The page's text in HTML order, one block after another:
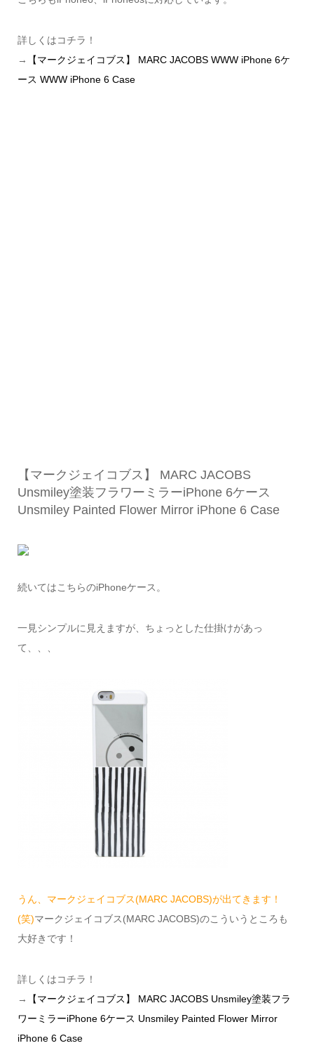
詳しくはコチラ！
→
【マークジェイコブス】 MARC JACOBS WWW iPhone 6ケ
ース WWW iPhone 6 Case
【マークジェイコブス】 MARC JACOBS
Unsmiley塗装フラワーミラーiPhone 6ケース
Unsmiley Painted Flower Mirror iPhone 6 Case
続いてはこちらのiPhoneケース。
一見シンプルに見えますが、ちょっとした仕掛けがあっ
て、、、
うん、マークジェイコブス(MARC JACOBS)が出てきます！
(笑)マークジェイコブス(MARC JACOBS)のこういうところも
大好きです！
詳しくはコチラ！
→
【マークジェイコブス】 MARC JACOBS Unsmiley塗装フラ
ワーミラーiPhone 6ケース Unsmiley Painted Flower Mirror
iPhone 6 Case